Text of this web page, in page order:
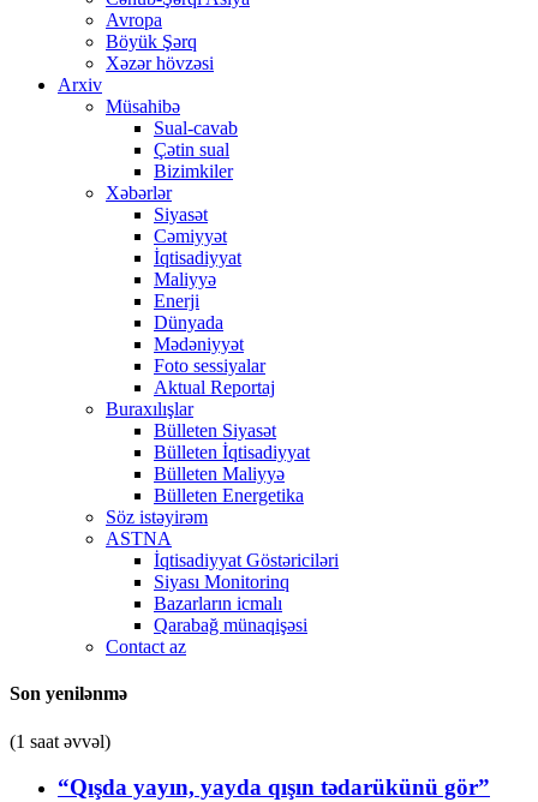
Avropa
Böyük Şərq
Xəzər hövzəsi
Arxiv
Müsahibə
Sual-cavab
Çətin sual
Bizimkiler
Xəbərlər
Siyasət
Cəmiyyət
İqtisadiyyat
Maliyyə
Enerji
Dünyada
Mədəniyyət
Foto sessiyalar
Aktual Reportaj
Buraxılışlar
Bülleten Siyasət
Bülleten İqtisadiyyat
Bülleten Maliyyə
Bülleten Energetika
Söz istəyirəm
ASTNA
İqtisadiyyat Göstəriciləri
Siyası Monitorinq
Bazarların icmalı
Qarabağ münaqişəsi
Contact az
Son yenilənmə
(1 saat əvvəl)
“Qışda yayın, yayda qışın tədarükünü gör”